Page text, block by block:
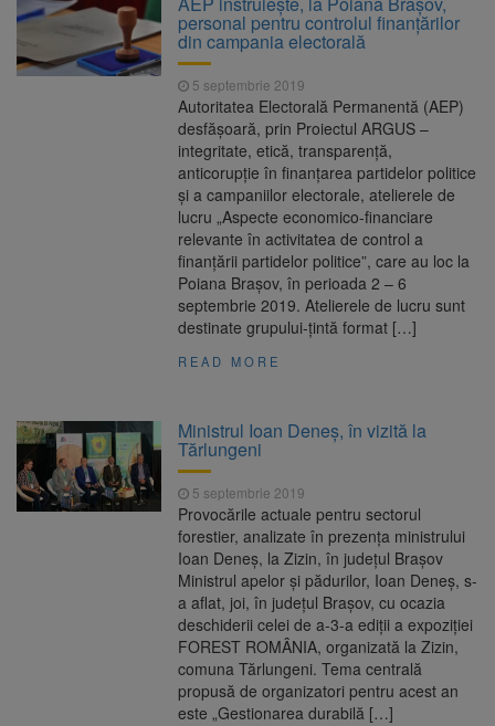
10 august 2026
Nivelul Dunării a crescut la
Cernavodă. Unitatea 2 a centralei nucleare
poate funcționa cel puțin încă nouă zile
Șapte persoane, arestate
preventiv după atacul asupra ambulanței
Încă 11,5 milioane de lei
nerambursabili pentru a păstra vie istoria
personal pentru controlul finanţărilor
din campania electorală
5 septembrie 2019
Autoritatea Electorală Permanentă (AEP)
desfăşoară, prin Proiectul ARGUS –
integritate, etică, transparenţă,
anticorupţie în finanţarea partidelor politice
şi a campaniilor electorale, atelierele de
lucru „Aspecte economico-financiare
relevante în activitatea de control a
finanţării partidelor politice”, care au loc la
Poiana Braşov, în perioada 2 – 6
septembrie 2019. Atelierele de lucru sunt
destinate grupului-ţintă format […]
READ MORE
Ministrul Ioan Deneș, în vizită la
Tărlungeni
5 septembrie 2019
Provocările actuale pentru sectorul
forestier, analizate în prezenţa ministrului
Ioan Deneş, la Zizin, în judeţul Braşov
Ministrul apelor şi pădurilor, Ioan Deneş, s-
a aflat, joi, în judeţul Braşov, cu ocazia
deschiderii celei de a-3-a ediţii a expoziţiei
FOREST ROMÂNIA, organizată la Zizin,
comuna Tărlungeni. Tema centrală
propusă de organizatori pentru acest an
este „Gestionarea durabilă […]